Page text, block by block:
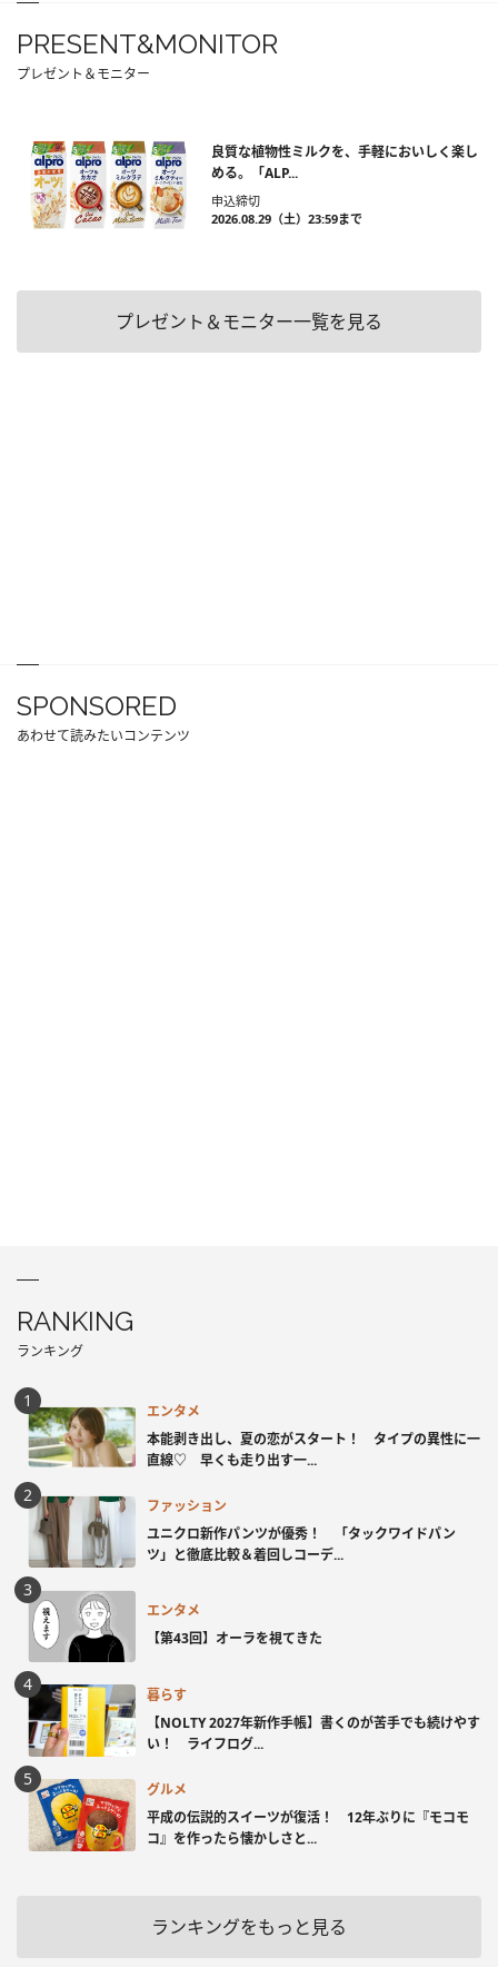
PRESENT&MONITOR
プレゼント＆モニター
良質な植物性ミルクを、手軽においしく楽し
める。「ALP...
申込締切
2026.08.29（土）23:59まで
プレゼント＆モニター一覧を見る
SPONSORED
あわせて読みたいコンテンツ
RANKING
ランキング
エンタメ
本能剥き出し、夏の恋がスタート！ タイプの異性に一
直線♡ 早くも走り出す一...
ファッション
ユニクロ新作パンツが優秀！ 「タックワイドパン
ツ」と徹底比較＆着回しコーデ...
エンタメ
【第43回】オーラを視てきた
暮らす
【NOLTY 2027年新作手帳】書くのが苦手でも続けやす
い！ ライフログ...
グルメ
平成の伝説的スイーツが復活！ 12年ぶりに『モコモ
コ』を作ったら懐かしさと...
ランキングをもっと見る